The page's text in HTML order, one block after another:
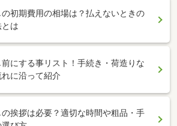
の初期費用の相場は？払えないときの
は
前にする事リスト！手続き・荷造りな
れに沿って紹介
の挨拶は必要？適切な時間や粗品・手